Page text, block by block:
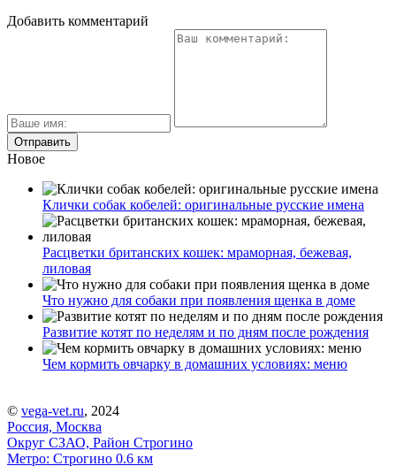
Добавить комментарий
Новое
Клички собак кобелей: оригинальные русские имена
Расцветки британских кошек: мраморная, бежевая,
лиловая
Что нужно для собаки при появления щенка в доме
Развитие котят по неделям и по дням после рождения
Чем кормить овчарку в домашних условиях: меню
© vega-vet.ru, 2024
Россия, Москва
Округ СЗАО, Район Строгино
Метро: Строгино 0.6 км